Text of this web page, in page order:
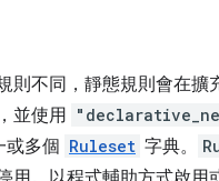
則不同，靜態規則會在
並使用
或多個 Ruleset 字典。